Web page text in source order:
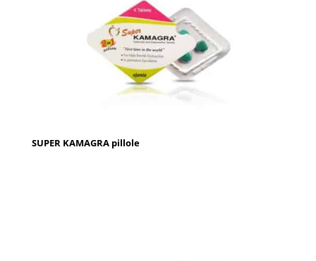
SUPER KAMAGRA pillole